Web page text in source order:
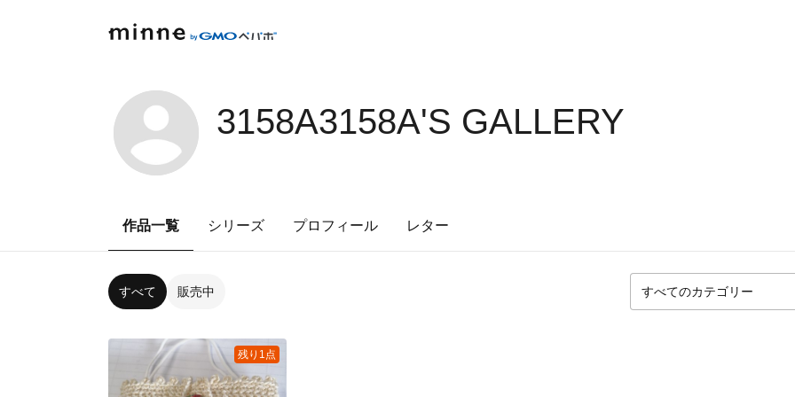
3158A3158A'S GALLERY
作品一覧 シリーズ プロフィール レター
すべて 販売中
残り1点